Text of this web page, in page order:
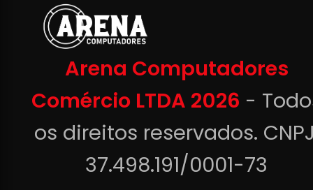
Arena Computadores
Comércio LTDA 2026 -
os direitos reservados.
37.498.191/0001-73